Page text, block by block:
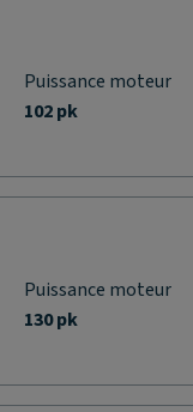
Puissance moteur
102 pk
Puissance moteur
130 pk